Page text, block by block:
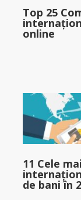
7.15%:Top 25
online
11 Cele
de bani în